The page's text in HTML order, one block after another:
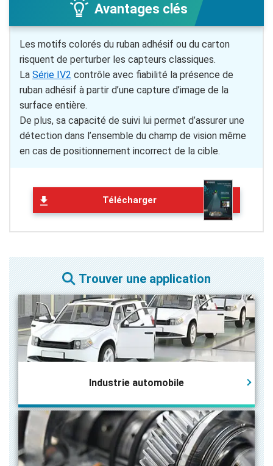
Avantages clés
Les motifs colorés du ruban adhésif ou du carton
risquent de perturber les capteurs classiques.
La Série IV2 contrôle avec fiabilité la présence de
ruban adhésif à partir d’une capture d’image de la
surface entière.
De plus, sa capacité de suivi lui permet d’assurer une
détection dans l’ensemble du champ de vision même
en cas de positionnement incorrect de la cible.
Télécharger
Trouver une application
Industrie automobile